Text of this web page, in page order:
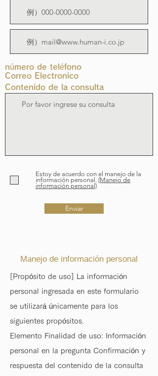
Contenido de la consulta
Correo Electronico
número de teléfono
Estoy de acuerdo con el manejo de la
información personal. (Manejo de
información personal)
Enviar
Manejo de información personal
[Propósito de uso] La información
personal ingresada en este formulario
se utilizará únicamente para los
siguientes propósitos.
Elemento Finalidad de uso: Información
personal en la pregunta Confirmación y
respuesta del contenido de la consulta